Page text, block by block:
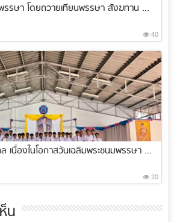
รรษา โดยถวายเทียนพรรษา สังฆทาน ...
40
เนื่องในโอกาสวันเฉลิมพระชนมพรรษา ...
20
น